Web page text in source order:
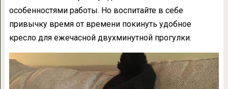
особенностями работы. Но воспитайте в себе
привычку время от времени покинуть удобное
кресло для ежечасной двухминутной прогулки.